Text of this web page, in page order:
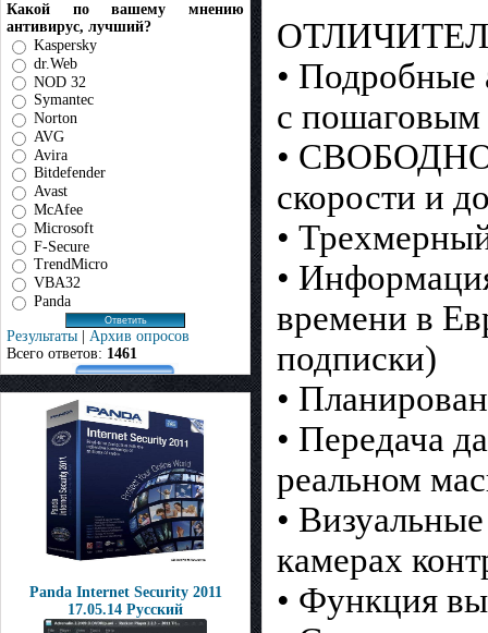
Какой по вашему мнению
антивирус, лучший?
Kaspersky
dr.Web
NOD 32
Symantec
Norton
AVG
Avira
Bitdefender
Avast
McAfee
Microsoft
F-Secure
TrendMicro
VBA32
Panda
Результаты | Архив опросов
Всего ответов: 1461
Panda Internet Security 2011
17.05.14 Русский
• Подробные
с пошаговым
•
скорости и
•
•
времени в
подписки)
•
• Передача
реальном
•
камерах
• Функция